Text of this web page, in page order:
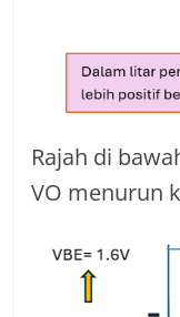
Rajah di
VO menurun